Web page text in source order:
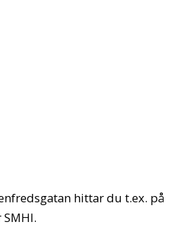
hittar du t.ex. på